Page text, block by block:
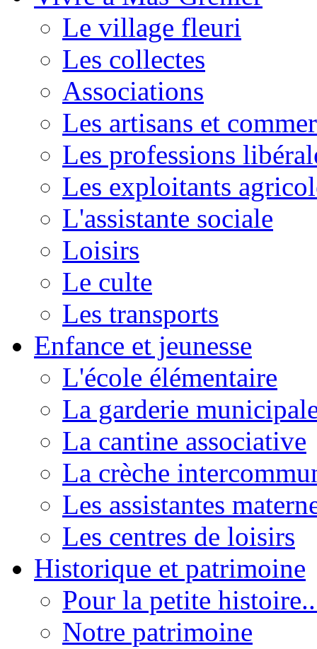
Le village fleuri
Les collectes
Associations
Les artisans et
Les professions
Les exploitants
L'assistante sociale
Loisirs
Le culte
Les transports
Enfance et jeunesse
L'école élémentaire
La garderie
La cantine associative
La crèche
Les assistantes
Les centres de loisirs
Historique et patrimoine
Pour la petite
Notre patrimoine